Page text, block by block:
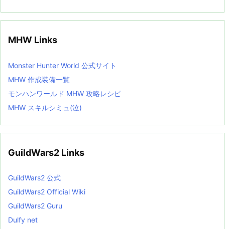
MHW Links
Monster Hunter World 公式サイト
MHW 作成装備一覧
モンハンワールド MHW 攻略レシピ
MHW スキルシミュ(泣)
GuildWars2 Links
GuildWars2 公式
GuildWars2 Official Wiki
GuildWars2 Guru
Dulfy net